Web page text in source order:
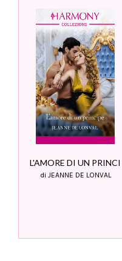
L'AMORE DI UN PRINCI
di JEANNE DE LONVAL